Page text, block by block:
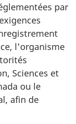
par
l'organisme
Sciences et
ou le
afin de